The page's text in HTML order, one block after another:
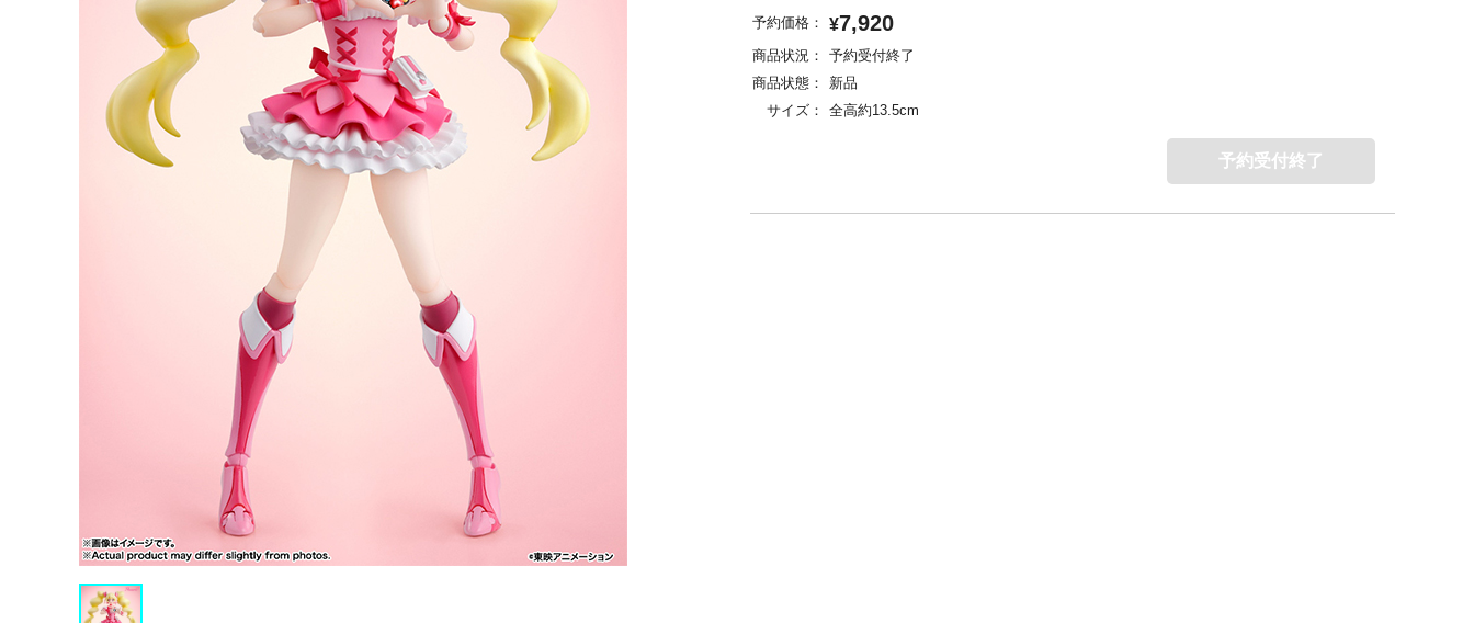
予約価格：
¥7,920
商品状況：
予約受付終了
商品状態：
新品
サイズ：
全高約13.5cm
予約受付終了